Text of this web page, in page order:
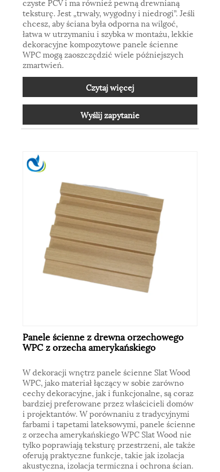
teksturę. Jest „trwały, wygodny i niedrogi”. Jeśli
chcesz, aby ściana była odporna na wilgoć,
łatwa w utrzymaniu i szybka w montażu, lekkie
dekoracyjne kompozytowe panele ścienne
WPC mogą zaoszczędzić wiele późniejszych
zmartwień.
Czytaj więcej
Wyślij zapytanie
Panele ścienne z drewna orzechowego
WPC z orzecha amerykańskiego
W dekoracji wnętrz panele ścienne Slat Wood
WPC, jako materiał łączący w sobie zarówno
cechy dekoracyjne, jak i funkcjonalne, są coraz
bardziej preferowane przez właścicieli domów
i projektantów. W porównaniu z tradycyjnymi
farbami i tapetami lateksowymi, panele ścienne
z orzecha amerykańskiego WPC Slat Wood nie
tylko poprawiają teksturę przestrzeni, ale także
oferują praktyczne funkcje, takie jak izolacja
akustyczna, izolacja termiczna i ochrona ścian.